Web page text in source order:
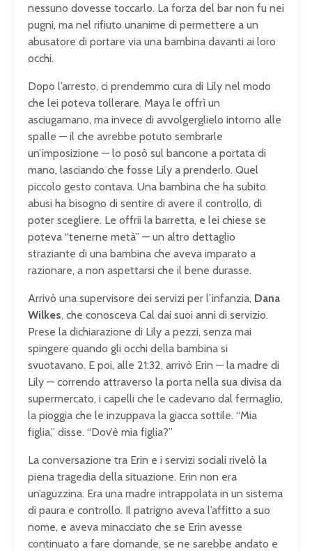
nessuno dovesse toccarlo. La forza del bar non fu nei
pugni, ma nel rifiuto unanime di permettere a un
abusatore di portare via una bambina davanti ai loro
occhi.
Dopo l’arresto, ci prendemmo cura di Lily nel modo
che lei poteva tollerare. Maya le offrì un
asciugamano, ma invece di avvolgerglielo intorno alle
spalle — il che avrebbe potuto sembrarle
un’imposizione — lo posò sul bancone a portata di
mano, lasciando che fosse Lily a prenderlo. Quel
piccolo gesto contava. Una bambina che ha subito
abusi ha bisogno di sentire di avere il controllo, di
poter scegliere. Le offrii la barretta, e lei chiese se
poteva “tenerne metà” — un altro dettaglio
straziante di una bambina che aveva imparato a
razionare, a non aspettarsi che il bene durasse.
Arrivò una supervisore dei servizi per l’infanzia, Dana
Wilkes, che conosceva Cal dai suoi anni di servizio.
Prese la dichiarazione di Lily a pezzi, senza mai
spingere quando gli occhi della bambina si
svuotavano. E poi, alle 21:32, arrivò Erin — la madre di
Lily — correndo attraverso la porta nella sua divisa da
supermercato, i capelli che le cadevano dal fermaglio,
la pioggia che le inzuppava la giacca sottile. “Mia
figlia,” disse. “Dov’è mia figlia?”
La conversazione tra Erin e i servizi sociali rivelò la
piena tragedia della situazione. Erin non era
un’aguzzina. Era una madre intrappolata in un sistema
di paura e controllo. Il patrigno aveva l’affitto a suo
nome, e aveva minacciato che se Erin avesse
continuato a fare domande, se ne sarebbe andato e